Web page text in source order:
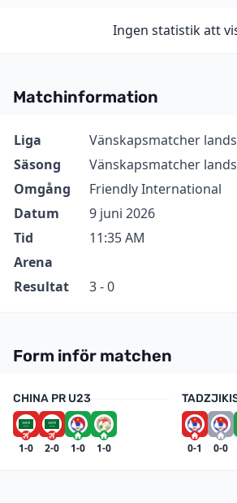
Ingen statistik att
Matchinformation
InformationVärde
Liga
Vänskapsmatcher
Säsong
Vänskapsmatcher
Omgång
Friendly International
Datum
9 juni 2026
Tid
11:35 AM
Arena
Resultat
3 - 0
Form inför matchen
CHINA PR U23
1-0 2-0 1-0 1-0 0-1 0-0